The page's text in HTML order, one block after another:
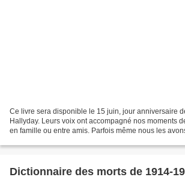
Ce livre sera disponible le 15 juin, jour anniversaire
Hallyday. Leurs voix ont accompagné nos moments
en famille ou entre amis. Parfois même nous les
Dictionnaire des morts de 1914-